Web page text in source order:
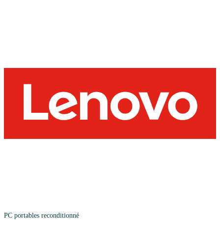
PC portables reconditionné